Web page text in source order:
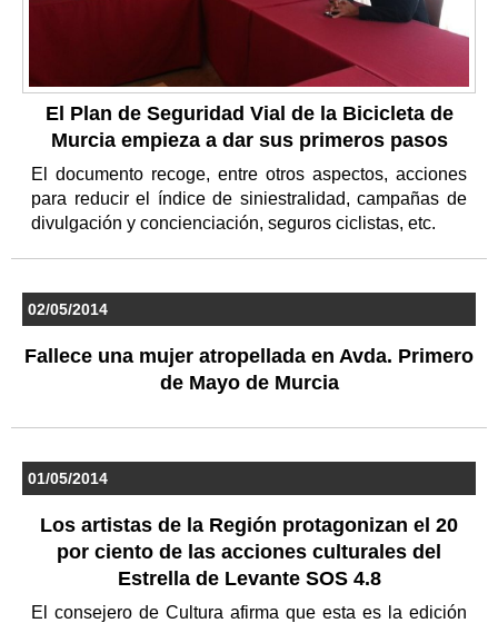
El Plan de Seguridad Vial de la Bicicleta de
Murcia empieza a dar sus primeros pasos
El documento recoge, entre otros aspectos, acciones
para reducir el índice de siniestralidad, campañas de
divulgación y concienciación, seguros ciclistas, etc.
02/05/2014
Fallece una mujer atropellada en Avda. Primero
de Mayo de Murcia
01/05/2014
Los artistas de la Región protagonizan el 20
por ciento de las acciones culturales del
Estrella de Levante SOS 4.8
El consejero de Cultura afirma que esta es la edición